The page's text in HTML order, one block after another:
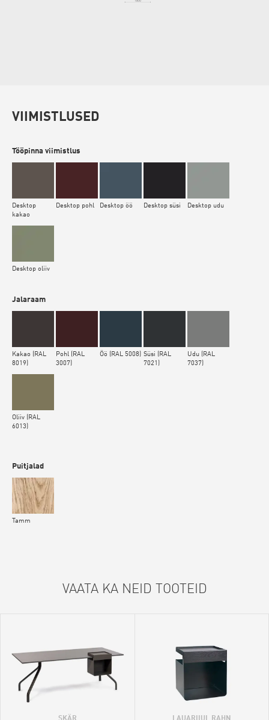
VIIMISTLUSED
Tööpinna viimistlus
Desktop
kakao
Desktop pohl Desktop öö Desktop süsi Desktop udu
Desktop oliiv
Jalaraam
Kakao (RAL
8019)
Pohl (RAL
3007)
Öö (RAL 5008)
Süsi (RAL
7021)
Udu (RAL
7037)
Oliiv (RAL
6013)
Puitjalad
Tamm
VAATA KA NEID TOOTEID